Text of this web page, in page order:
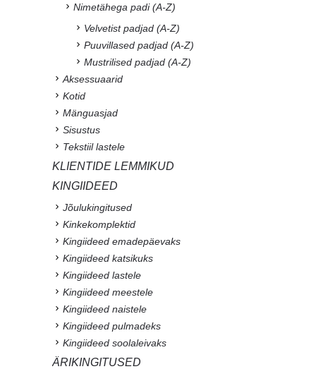
Nimetähega padi (A-Z)
Velvetist padjad (A-Z)
Puuvillased padjad (A-Z)
Mustrilised padjad (A-Z)
Aksessuaarid
Kotid
Mänguasjad
Sisustus
Tekstiil lastele
KLIENTIDE LEMMIKUD
KINGIIDEED
Jõulukingitused
Kinkekomplektid
Kingiideed emadepäevaks
Kingiideed katsikuks
Kingiideed lastele
Kingiideed meestele
Kingiideed naistele
Kingiideed pulmadeks
Kingiideed soolaleivaks
ÄRIKINGITUSED